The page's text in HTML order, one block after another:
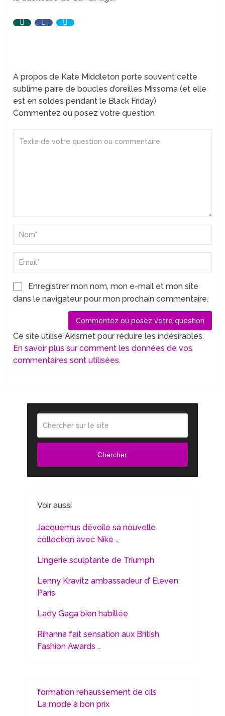
A propos de Kate Middleton porte souvent cette
sublime paire de boucles d’oreilles Missoma (et elle
est en soldes pendant le Black Friday)
Commentez ou posez votre question
Enregistrer mon nom, mon e-mail et mon site
dans le navigateur pour mon prochain commentaire.
Ce site utilise Akismet pour réduire les indésirables.
En savoir plus sur comment les données de vos
commentaires sont utilisées.
Chercher
Voir aussi
Jacquemus dévoile sa nouvelle
collection avec Nike …
Lingerie sculptante de Triumph
Lenny Kravitz ambassadeur d’ Eleven
Paris
Lady Gaga bien habillée
Rihanna fait sensation aux British
Fashion Awards …
formation rehaussement de cils
La mode à bon prix